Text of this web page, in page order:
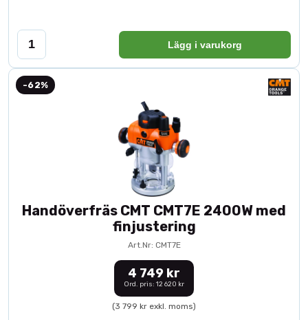
Lägg i varukorg
-62%
Handöverfräs CMT CMT7E 2400W med
finjustering
Art.Nr: CMT7E
4 749 kr
Ord. pris: 12 620 kr
(3 799 kr exkl. moms)